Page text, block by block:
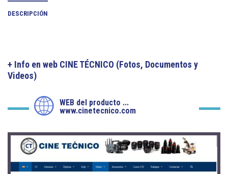
DESCRIPCIÓN
+ Info en web CINE TÉCNICO (Fotos, Documentos y
Videos)
WEB del producto ...
www.cinetecnico.com